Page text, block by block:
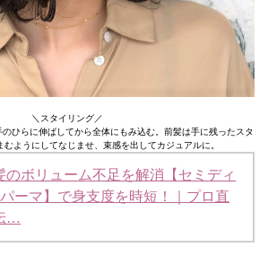
＼スタイリング／
ひらに伸ばしてから全体にもみ込む。前髪は手に残ったスタ
むようにしてなじませ、束感を出してカジュアルに。
のボリューム不足を解消【セミディ
ーマ】で身支度を時短！｜プロ直
…